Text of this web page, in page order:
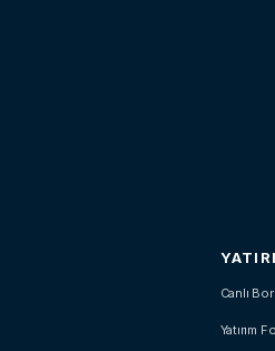
Canlı
Yatırım